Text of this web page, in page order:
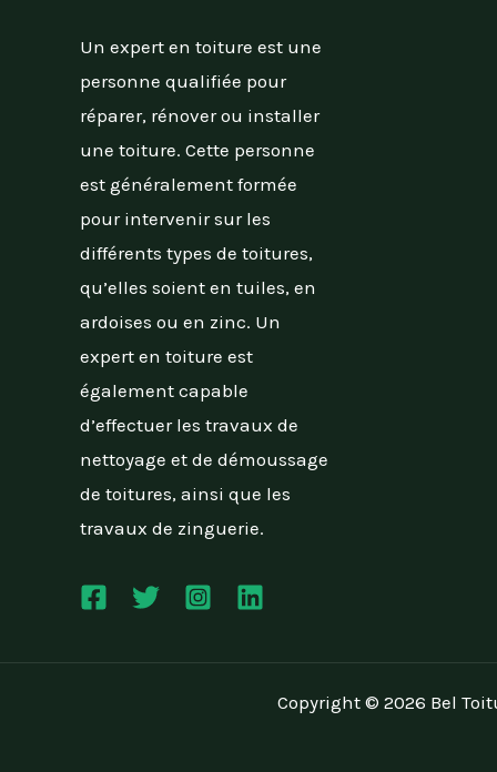
Un expert en toiture est une
personne qualifiée pour
réparer, rénover ou installer
une toiture. Cette personne
est généralement formée
pour intervenir sur les
différents types de toitures,
qu’elles soient en tuiles, en
ardoises ou en zinc. Un
expert en toiture est
également capable
d’effectuer les travaux de
nettoyage et de démoussage
de toitures, ainsi que les
travaux de zinguerie.
Copyright © 2026 Bel